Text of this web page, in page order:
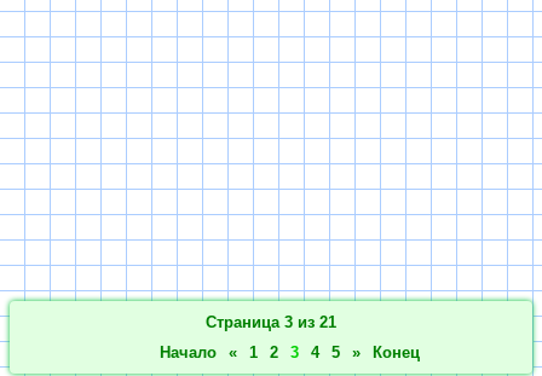
Страница 3 из 21
Начало
« 1 2 3 4 5 » Конец